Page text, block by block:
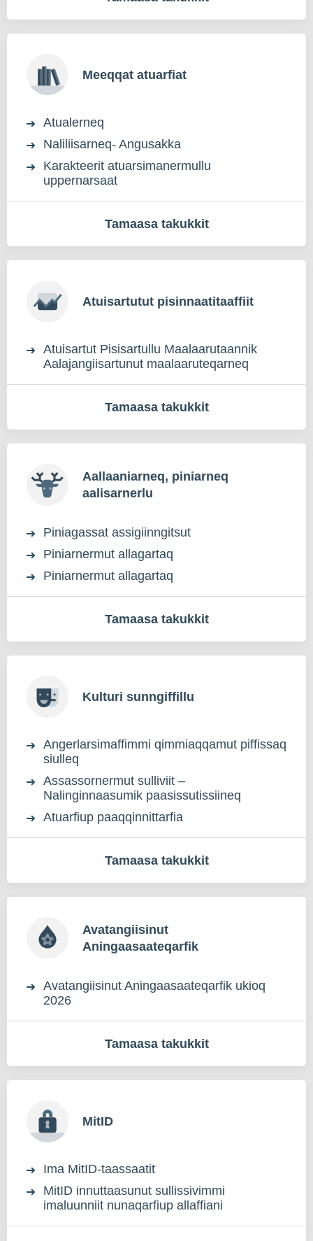
Meeqqat atuarfiat
Atualerneq
Naliliisarneq- Angusakka
Karakteerit atuarsimanermullu
uppernarsaat
Tamaasa takukkit
Atuisartutut pisinnaatitaaffiit
Atuisartut Pisisartullu Maalaarutaannik
Aalajangiisartunut maalaaruteqarneq
Tamaasa takukkit
Aallaaniarneq, piniarneq
aalisarnerlu
Piniagassat assigiinngitsut
Piniarnermut allagartaq
Piniarnermut allagartaq
Tamaasa takukkit
Kulturi sunngiffillu
Angerlarsimaffimmi qimmiaqqamut piffissaq
siulleq
Assassornermut sulliviit –
Nalinginnaasumik paasissutissiineq
Atuarfiup paaqqinnittarfia
Tamaasa takukkit
Avatangiisinut
Aningaasaateqarfik
Avatangiisinut Aningaasaateqarfik ukioq
2026
Tamaasa takukkit
MitID
Ima MitID-taassaatit
MitID innuttaasunut sullissivimmi
imaluunniit nunaqarfiup allaffiani